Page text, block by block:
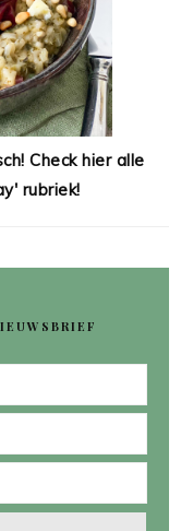
Check hier alle
rubriek!